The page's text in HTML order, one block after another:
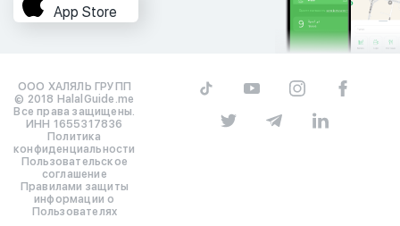
App Store
ООО ХАЛЯЛЬ ГРУПП
© 2018 HalalGuide.me
Все права защищены.
ИНН 1655317836
Политика
конфиденциальности
Пользовательское
соглашение
Правилами защиты
информации о
Пользователях